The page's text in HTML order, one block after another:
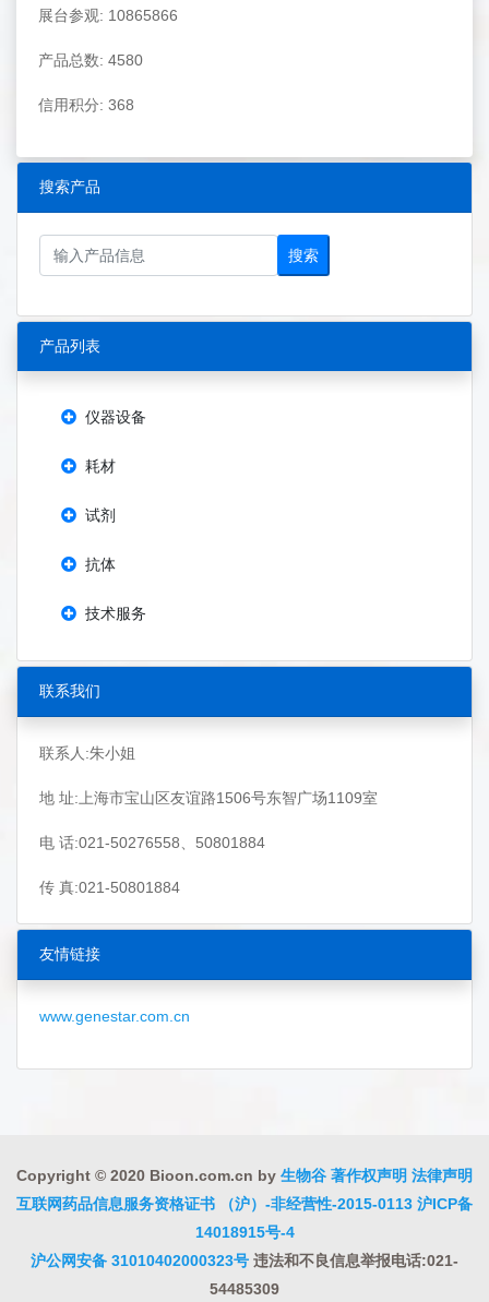
展台参观: 10865866
产品总数: 4580
信用积分: 368
搜索产品
搜索
产品列表
仪器设备
耗材
试剂
抗体
技术服务
联系我们
联系人:朱小姐
地 址:上海市宝山区友谊路1506号东智广场1109室
电 话:021-50276558、50801884
传 真:021-50801884
友情链接
www.genestar.com.cn
Copyright © 2020 Bioon.com.cn by 生物谷 著作权声明 法律声明
互联网药品信息服务资格证书 （沪）-非经营性-2015-0113 沪ICP备
14018915号-4
沪公网安备 31010402000323号 违法和不良信息举报电话:021-
54485309